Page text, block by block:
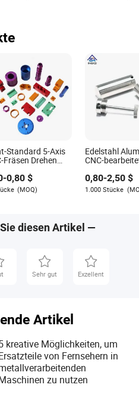
Standard 5-Axis
Fräsen Drehen
Aluminium
Elektronik
-0,80$
(MOQ)
Edelstahl
CNC-
Ersatzteile für
0,80-2,50 $
1.000 Stücke
diesen Artikel —
Sehr gut Exzellent
Artikel
kreative Möglichkeiten, um
von Fernsehern in
zu nutzen